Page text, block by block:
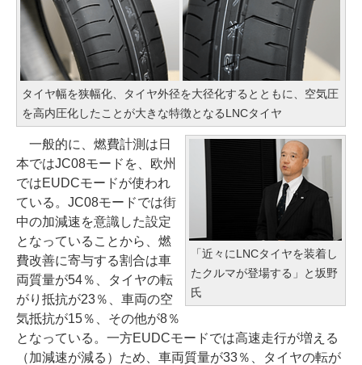
タイヤ幅を狭幅化、タイヤ外径を大径化するとともに、空気圧
を高内圧化したことが大きな特徴となるLNCタイヤ
「近々にLNCタイヤを装着し
たクルマが登場する」と坂野
氏
一般的に、燃費計測は日
本ではJC08モードを、欧州
ではEUDCモードが使われ
ている。JC08モードでは街
中の加減速を意識した設定
となっていることから、燃
費改善に寄与する割合は車
両質量が54％、タイヤの転
がり抵抗が23％、車両の空
気抵抗が15％、その他が8％
となっている。一方EUDCモードでは高速走行が増える
（加減速が減る）ため、車両質量が33％、タイヤの転が